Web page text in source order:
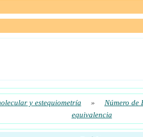
y estequiometría » Número de
equivalencia